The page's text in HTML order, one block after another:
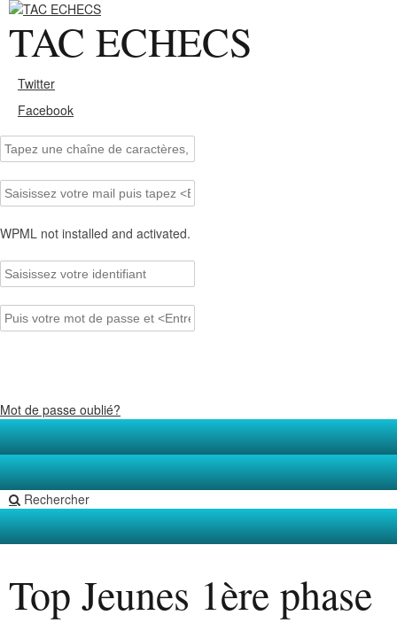
TAC ECHECS
Twitter
Facebook
WPML not installed and activated.
Mot de passe oublié?
Rechercher
Top Jeunes 1ère phase